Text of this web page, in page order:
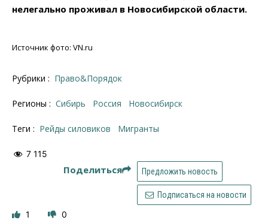
нелегально проживал в Новосибирской области.
Источник фото: VN.ru
Рубрики : Право&Порядок
Регионы : Сибирь Россия Новосибирск
Теги : рейды силовиков Мигранты
7 115
Поделиться Предложить новость
Подписаться на новости
1 0